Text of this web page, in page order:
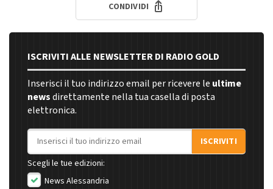
CONDIVIDI
ISCRIVITI ALLE NEWSLETTER DI RADIO GOLD
Inserisci il tuo indirizzo email per ricevere le ultime
newsdirettamente nella tua casella di posta
elettronica.
Indirizzo email
ISCRIVITI
Scegli le tue edizioni:
News Alessandria